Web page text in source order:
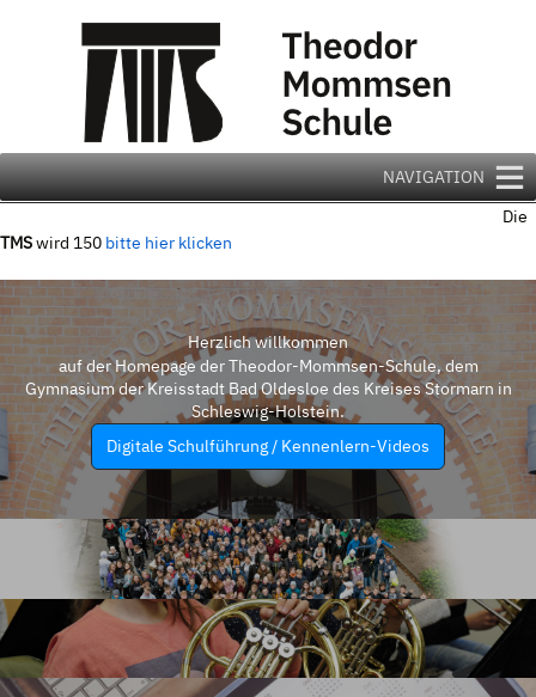
NAVIGATION
Die
TMSwird 150 bitte hier klicken
Herzlich willkommen
auf der Homepage der Theodor-Mommsen-Schule, dem
Gymnasium der Kreisstadt Bad Oldesloe des Kreises Stormarn in
Schleswig-Holstein.
Digitale Schulführung / Kennenlern-Videos